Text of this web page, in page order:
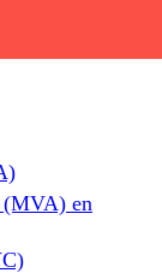
(MVA) en